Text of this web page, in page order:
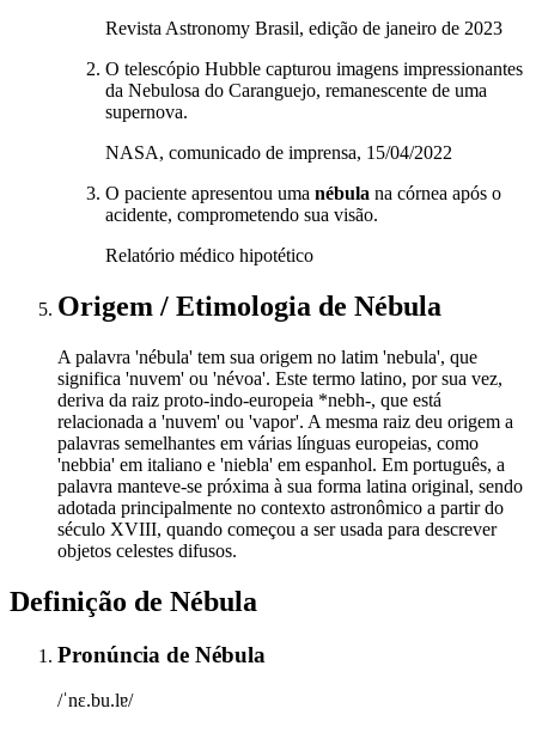
Revista Astronomy Brasil, edição de janeiro de 2023
O telescópio Hubble capturou imagens impressionantes
da Nebulosa do Caranguejo, remanescente de uma
supernova.
NASA, comunicado de imprensa, 15/04/2022
O paciente apresentou uma nébula na córnea após o
acidente, comprometendo sua visão.
Relatório médico hipotético
Origem / Etimologia de Nébula
A palavra 'nébula' tem sua origem no latim 'nebula', que
significa 'nuvem' ou 'névoa'. Este termo latino, por sua vez,
deriva da raiz proto-indo-europeia *nebh-, que está
relacionada a 'nuvem' ou 'vapor'. A mesma raiz deu origem a
palavras semelhantes em várias línguas europeias, como
'nebbia' em italiano e 'niebla' em espanhol. Em português, a
palavra manteve-se próxima à sua forma latina original, sendo
adotada principalmente no contexto astronômico a partir do
século XVIII, quando começou a ser usada para descrever
objetos celestes difusos.
Definição de Nébula
Pronúncia de Nébula
/ˈnɛ.bu.lɐ/